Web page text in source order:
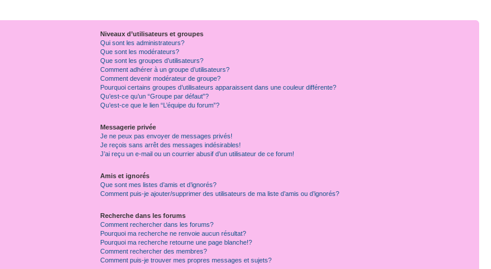
Niveaux d’utilisateurs et groupes
Qui sont les administrateurs?
Que sont les modérateurs?
Que sont les groupes d’utilisateurs?
Comment adhérer à un groupe d’utilisateurs?
Comment devenir modérateur de groupe?
Pourquoi certains groupes d’utilisateurs apparaissent dans une couleur différente?
Qu’est-ce qu’un “Groupe par défaut”?
Qu’est-ce que le lien “L’équipe du forum”?
Messagerie privée
Je ne peux pas envoyer de messages privés!
Je reçois sans arrêt des messages indésirables!
J’ai reçu un e-mail ou un courrier abusif d’un utilisateur de ce forum!
Amis et ignorés
Que sont mes listes d’amis et d’ignorés?
Comment puis-je ajouter/supprimer des utilisateurs de ma liste d’amis ou d’ignorés?
Recherche dans les forums
Comment rechercher dans les forums?
Pourquoi ma recherche ne renvoie aucun résultat?
Pourquoi ma recherche retourne une page blanche!?
Comment rechercher des membres?
Comment puis-je trouver mes propres messages et sujets?